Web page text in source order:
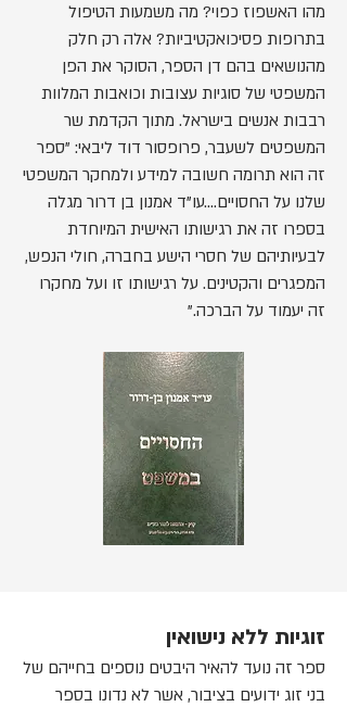
מהו האשפוז כפוי? מה משמעות הטיפול
בתרופות פסיכואקטיביות? אלה רק חלק
מהנושאים בהם דן הספר, הסוקר את הפן
המשפטי של סוגיות עצובות וכואבות המלוות
רבבות אנשים בישראל. מתוך הקדמת שר
המשפטים לשעבר, פרופסור דוד ליבאי: "ספר
זה הוא תרומה חשובה למידע ולמחקר המשפטי
שלנו על החסויים....עו"ד אמנון בן דרור מגלה
בספרו זה את רגישותו האישית המיוחדת
לבעיותיהם של חסרי הישע בחברה, חולי הנפש,
המפגרים והקטינים. על רגישותו זו ועל מחקרו
זה יעמוד על הברכה."
זוגיות ללא נישואין
ספר זה נועד להאיר היבטים נוספים בחייהם של
בני זוג ידועים בציבור, אשר לא נדונו בספר